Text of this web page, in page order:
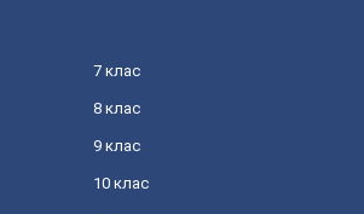
7 клас
8 клас
9 клас
10 клас